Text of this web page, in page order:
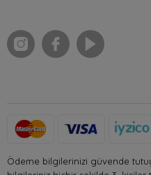
Ödeme bilgilerinizi güvende